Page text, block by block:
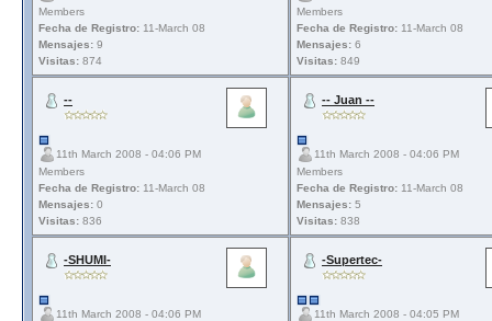
Members
Fecha de Registro: 11-March 08
Mensajes: 9
Visitas: 874
Members
Fecha de Registro: 11-March 08
Mensajes: 6
Visitas: 849
--
11th March 2008 - 04:06 PM
Members
Fecha de Registro: 11-March 08
Mensajes: 0
Visitas: 836
-- Juan --
11th March 2008 - 04:06 PM
Members
Fecha de Registro: 11-March 08
Mensajes: 5
Visitas: 838
-SHUMI-
11th March 2008 - 04:06 PM
-Supertec-
11th March 2008 - 04:05 PM